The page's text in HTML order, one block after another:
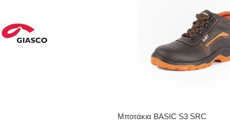
Μποτάκια BASIC S3 SRC